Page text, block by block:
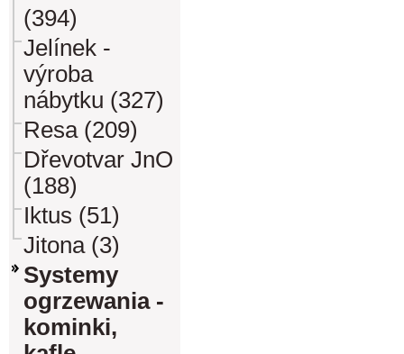
(394)
Jelínek -
výroba
nábytku (327)
Resa (209)
Dřevotvar JnO
(188)
Iktus (51)
Jitona (3)
Systemy
ogrzewania -
kominki,